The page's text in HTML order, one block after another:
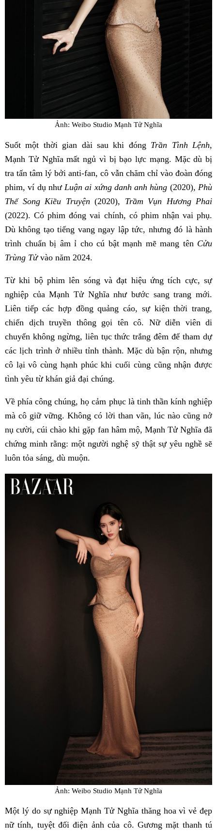
Ảnh: Weibo Studio Mạnh Tử Nghĩa
Suốt một thời gian dài sau khi đóng Trần Tình Lệnh,
Mạnh Tử Nghĩa mất ngủ vì bị bạo lực mạng. Mặc dù bị
tra tấn tâm lý bởi anti-fan, cô vẫn chăm chỉ vào đoàn đóng
phim, ví dụ như Luận ai xứng danh anh hùng (2020), Phù
Thế Song Kiều Truyện (2020), Trầm Vụn Hương Phai
(2022). Có phim đóng vai chính, có phim nhận vai phụ.
Dù không tạo tiếng vang ngay lập tức, nhưng đó là hành
trình chuẩn bị âm ỉ cho cú bật mạnh mẽ mang tên Cửu
Trùng Tửvào năm 2024.
Từ khi bộ phim lên sóng và đạt hiệu ứng tích cực, sự
nghiệp của Mạnh Tử Nghĩa như bước sang trang mới.
Liên tiếp các hợp đồng quảng cáo, sự kiện thời trang,
chiến dịch truyền thông gọi tên cô. Nữ diễn viên di
chuyển không ngừng, liên tục thức trắng đêm để tham dự
các lịch trình ở nhiều tỉnh thành. Mặc dù bận rộn, nhưng
cô lại vô cùng hạnh phúc khi cuối cùng cũng nhận được
tình yêu từ khán giả đại chúng.
Về phía công chúng, họ cảm phục là tinh thần kính nghiệp
mà cô giữ vững. Không có lời than vãn, lúc nào cũng nở
nụ cười, cúi chào khi gặp fan hâm mộ, Mạnh Tử Nghĩa đã
chứng minh rằng: một người nghệ sỹ thật sự yêu nghề sẽ
luôn tỏa sáng, dù muộn.
Ảnh: Weibo Studio Mạnh Tử Nghĩa
Một lý do sự nghiệp Mạnh Tử Nghĩa thăng hoa vì vẻ đẹp
nữ tính, tuyệt đối điện ảnh của cô. Gương mặt thanh tú